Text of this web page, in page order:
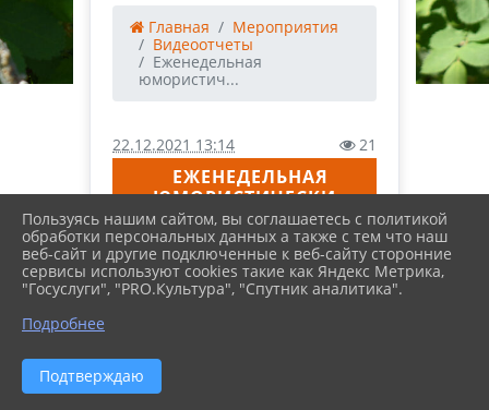
Главная
Мероприятия
Видеоотчеты
Еженедельная
юмористич...
22.12.2021 13:14 21
ЕЖЕНЕДЕЛЬНАЯ
ЮМОРИСТИЧЕСКИ -
РАЗВЛЕКАТЕЛЬНАЯ
РУБРИКА "ЛЕХА ВСЁ
ЗНАЕТ", ВЫПУСК №2
Пользуясь нашим сайтом, вы соглашаетесь с политикой
обработки персональных данных а также с тем что наш
веб-сайт и другие подключенные к веб-сайту сторонние
сервисы используют cookies такие как Яндекс Метрика,
"Госуслуги", "PRO.Культура", "Спутник аналитика".
Подробнее
Подтверждаю